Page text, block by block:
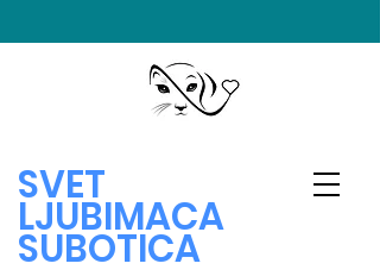
SVET
LJUBIMACA
SUBOTICA